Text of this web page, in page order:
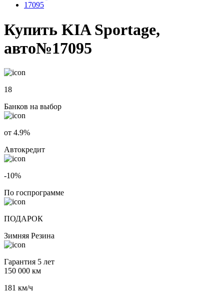
17095
Купить KIA Sportage,
авто№17095
18
Банков на выбор
от 4.9%
Автокредит
-10%
По госпрограмме
ПОДАРОК
Зимняя Резина
Гарантия 5 лет
150 000 км
181 км/ч